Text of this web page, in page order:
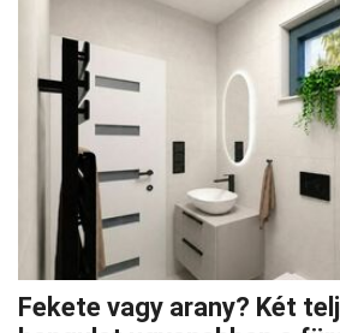
Fekete vagy arany? Két